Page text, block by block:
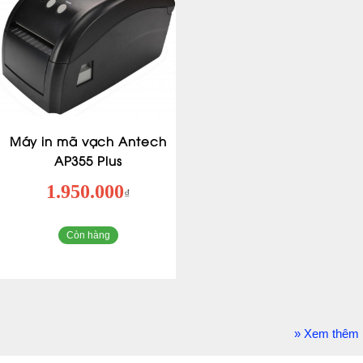
Máy in mã vạch Antech
AP355 Plus
1.950.000₫
Còn hàng
» Xem thêm